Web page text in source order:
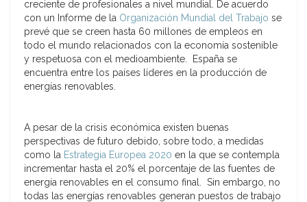
creciente de profesionales a nivel mundial. De acuerdo
con un Informe de la Organización Mundial del Trabajo se
prevé que se creen hasta 60 millones de empleos en
todo el mundo relacionados con la economía sostenible
y respetuosa con el medioambiente. España se
encuentra entre los países líderes en la producción de
energías renovables.
A pesar de la crisis económica existen buenas
perspectivas de futuro debido, sobre todo, a medidas
como la Estrategia Europea 2020 en la que se contempla
incrementar hasta el 20% el porcentaje de las fuentes de
energía renovables en el consumo final. Sin embargo, no
todas las energías renovables generan puestos de trabajo